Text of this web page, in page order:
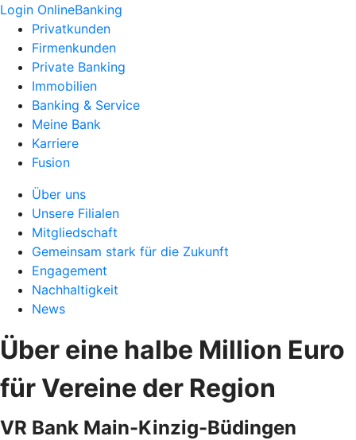
Login OnlineBanking
Privatkunden
Firmenkunden
Private Banking
Immobilien
Banking & Service
Meine Bank
Karriere
Fusion
Über uns
Unsere Filialen
Mitgliedschaft
Gemeinsam stark für die Zukunft
Engagement
Nachhaltigkeit
News
Über eine halbe Million Euro
für Vereine der Region
VR Bank Main-Kinzig-Büdingen